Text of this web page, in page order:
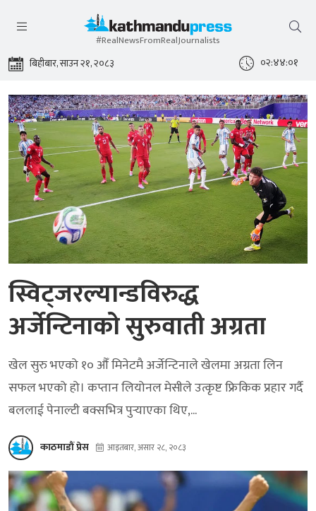
#RealNewsFromRealJournalists
बिहीबार, साउन २१, २०८३ ०२:४४:०३
स्विट्जरल्यान्डविरुद्ध
अर्जेन्टिनाको सुरुवाती अग्रता
खेल सुरु भएको १० औँ मिनेटमै अर्जेन्टिनाले खेलमा अग्रता लिन
सफल भएको हो। कप्तान लियोनल मेसीले उत्कृष्ट फ्रिकिक प्रहार गर्दै
बललाई पेनाल्टी बक्सभित्र पुर्‍याएका थिए,...
काठमाडौं प्रेस आइतबार, असार २८, २०८३